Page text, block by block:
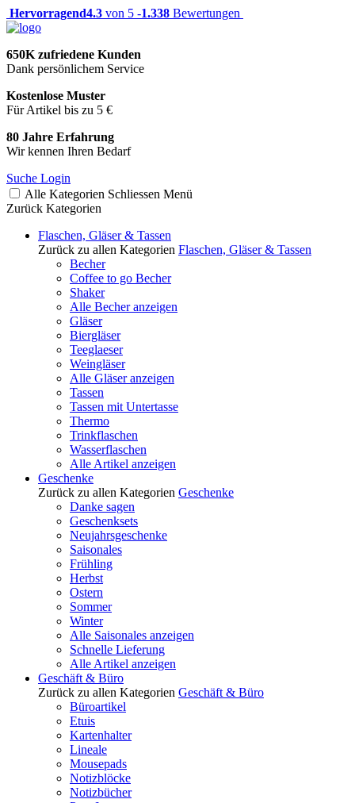
Hervorragend4.3 von 5 -1.338 Bewertungen
650K zufriedene Kunden
Dank persönlichem Service
Kostenlose Muster
Für Artikel bis zu 5 €
80 Jahre Erfahrung
Wir kennen Ihren Bedarf
Suche Login
Alle Kategorien Schliessen Menü
Zurück Kategorien
Flaschen, Gläser & Tassen
Zurück zu allen Kategorien Flaschen, Gläser & Tassen
Becher
Coffee to go Becher
Shaker
Alle Becher anzeigen
Gläser
Biergläser
Teeglaeser
Weingläser
Alle Gläser anzeigen
Tassen
Tassen mit Untertasse
Thermo
Trinkflaschen
Wasserflaschen
Alle Artikel anzeigen
Geschenke
Zurück zu allen Kategorien Geschenke
Danke sagen
Geschenksets
Neujahrsgeschenke
Saisonales
Frühling
Herbst
Ostern
Sommer
Winter
Alle Saisonales anzeigen
Schnelle Lieferung
Alle Artikel anzeigen
Geschäft & Büro
Zurück zu allen Kategorien Geschäft & Büro
Büroartikel
Etuis
Kartenhalter
Lineale
Mousepads
Notizblöcke
Notizbücher